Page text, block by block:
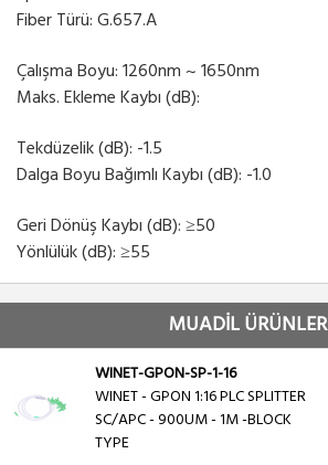
Fiber Türü: G.657.A
Çalışma Boyu: 1260nm ~ 1650nm
Maks. Ekleme Kaybı (dB):
Tekdüzelik (dB): -1.5
Dalga Boyu Bağımlı Kaybı (dB): -1.0
Geri Dönüş Kaybı (dB): ≥50
Yönlülük (dB): ≥55
MUADİL ÜRÜNLER
WINET-GPON-SP-1-16
WINET - GPON 1:16 PLC SPLITTER
SC/APC - 900UM - 1M -BLOCK
TYPE